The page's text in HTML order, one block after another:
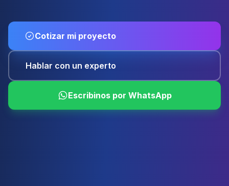
Cotizar mi proyecto
Hablar con un experto
Escribinos por WhatsApp